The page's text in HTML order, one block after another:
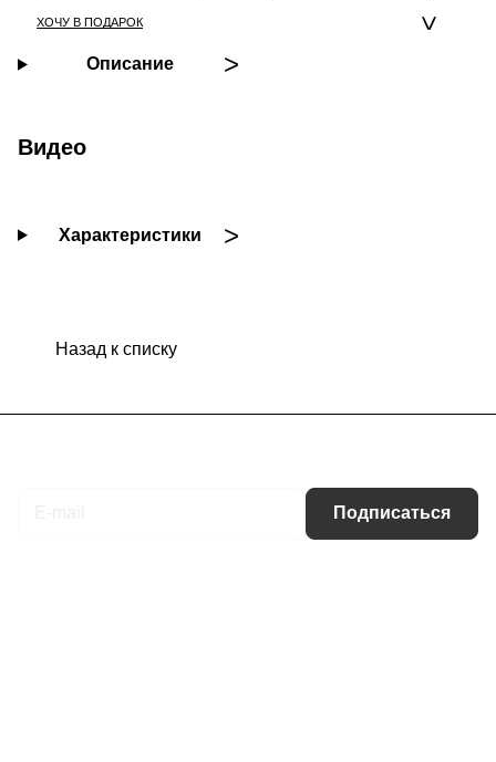
ХОЧУ В ПОДАРОК
Описание
Видео
Характеристики
Назад к списку
Подписаться